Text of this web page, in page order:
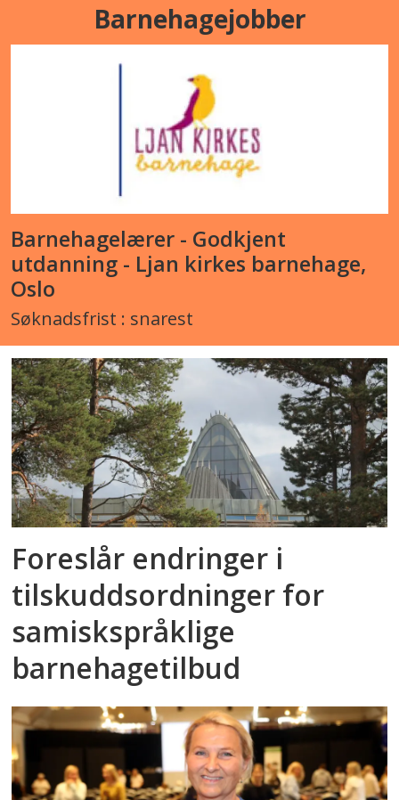
Barnehagejobber
Barnehagelærer - Godkjent
utdanning - Ljan kirkes barnehage,
Oslo
Søknadsfrist : snarest
Foreslår endringer i
tilskuddsordninger for
samiskspråklige
barnehagetilbud